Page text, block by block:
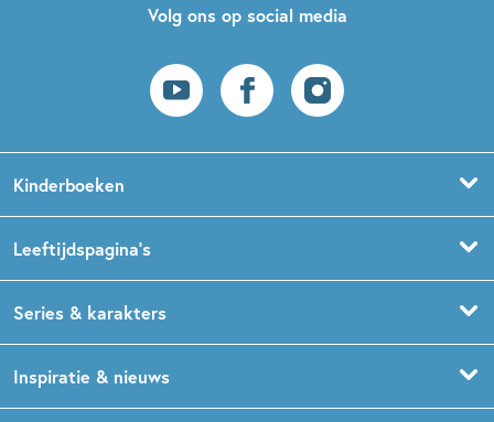
Volg ons op social media
Kinderboeken
Prentenboeken
Babyboeken
Leeftijdspagina’s
Boekentips 1,5 - 3 jaar
Series & karakters
Dog Man
Inspiratie & nieuws